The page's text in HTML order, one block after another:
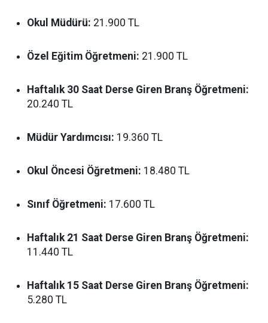
Okul Müdürü: 21.900 TL
Özel Eğitim Öğretmeni: 21.900 TL
Haftalık 30 Saat Derse Giren Branş Öğretmeni:
20.240 TL
Müdür Yardımcısı: 19.360 TL
Okul Öncesi Öğretmeni: 18.480 TL
Sınıf Öğretmeni: 17.600 TL
Haftalık 21 Saat Derse Giren Branş Öğretmeni:
11.440 TL
Haftalık 15 Saat Derse Giren Branş Öğretmeni:
5.280 TL